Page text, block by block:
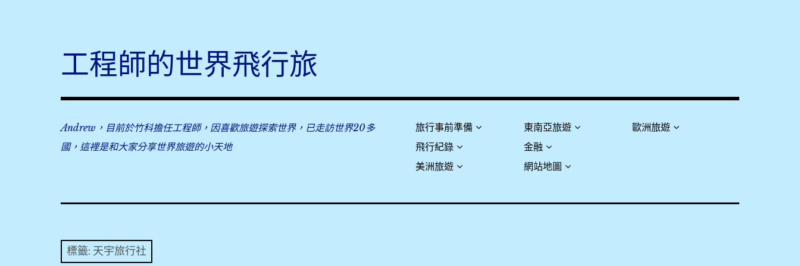
工程師的世界飛行旅
Andrew，目前於竹科擔任工程師，因喜歡旅遊探索世界，已走訪世界20多
國，這裡是和大家分享世界旅遊的小天地
旅行事前準備
飛行紀錄
美洲旅遊
東南亞旅遊
金融
網站地圖
歐洲旅遊
標籤: 天宇旅行社